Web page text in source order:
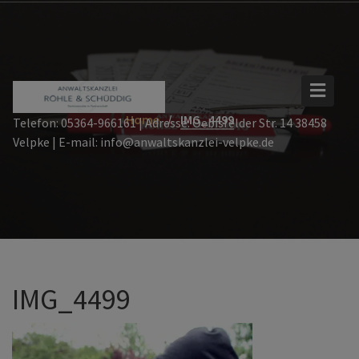
Telefon: 05364-966161 | Adresse: Oebisfelder Str. 14 38458
Velpke | E-mail: info@anwaltskanzlei-velpke.de
Home IMG_4499
IMG_4499